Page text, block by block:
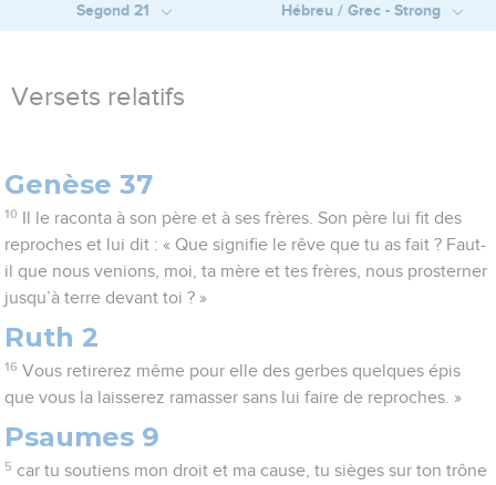
Segond 21 Hébreu / Grec - Strong
Versets relatifs
Genèse 37
10
Il le raconta à son père et à ses frères. Son père lui fit des
reproches et lui dit : « Que signifie le rêve que tu as fait ? Faut-
il que nous venions, moi, ta mère et tes frères, nous prosterner
jusqu’à terre devant toi ? »
Ruth 2
16 Vous retirerez même pour elle des gerbes quelques épis
que vous la laisserez ramasser sans lui faire de reproches. »
Psaumes 9
5 car tu soutiens mon droit et ma cause, tu sièges sur ton trône